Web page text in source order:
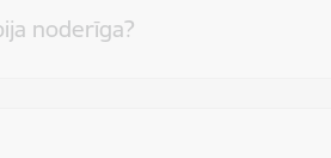
noderīga?